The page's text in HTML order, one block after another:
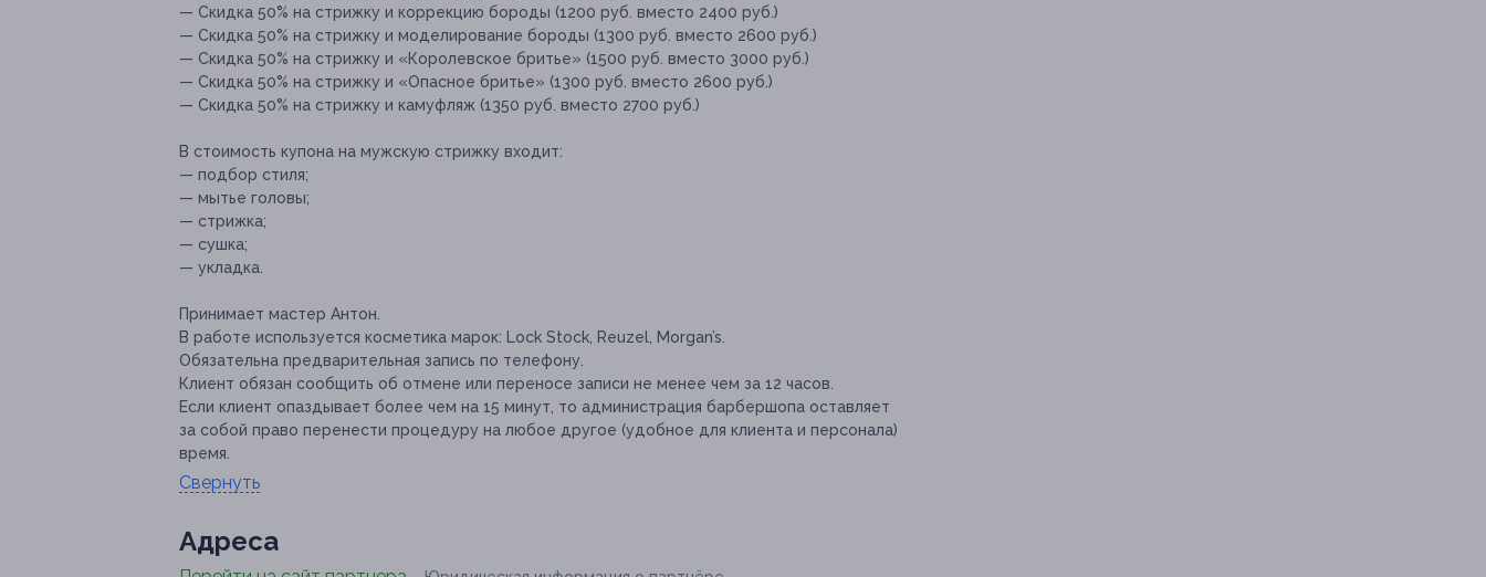
— Скидка 50% на стрижку и коррекцию бороды (1200 руб. вместо 2400 руб.)
— Скидка 50% на стрижку и моделирование бороды (1300 руб. вместо 2600 руб.)
— Скидка 50% на стрижку и «Королевское бритье» (1500 руб. вместо 3000 руб.)
— Скидка 50% на стрижку и «Опасное бритье» (1300 руб. вместо 2600 руб.)
— Скидка 50% на стрижку и камуфляж (1350 руб. вместо 2700 руб.)
В стоимость купона на мужскую стрижку входит:
— подбор стиля;
— мытье головы;
— стрижка;
— сушка;
— укладка.
Принимает мастер Антон.
В работе используется косметика марок: Lock Stock, Reuzel, Morgan’s.
Обязательна предварительная запись по телефону.
Клиент обязан сообщить об отмене или переносе записи не менее чем за 12 часов.
Если клиент опаздывает более чем на 15 минут, то администрация барбершопа оставляет
за собой право перенести процедуру на любое другое (удобное для клиента и персонала)
время.
Свернуть
Адресa